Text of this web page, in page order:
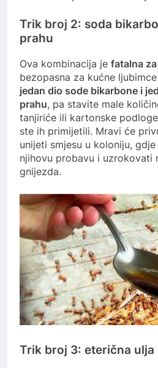
Trik broj 2: soda
prahu
Ova kombinacija je fatalna
bezopasna za kućne
jedan dio sode bikarbone i
prahu, pa stavite male
tanjiriće ili kartonske
ste ih primijetili. Mravi će
unijeti smjesu u koloniju,
njihovu probavu i uzrokovati
gnijezda.
Trik broj 3: eterična ulja